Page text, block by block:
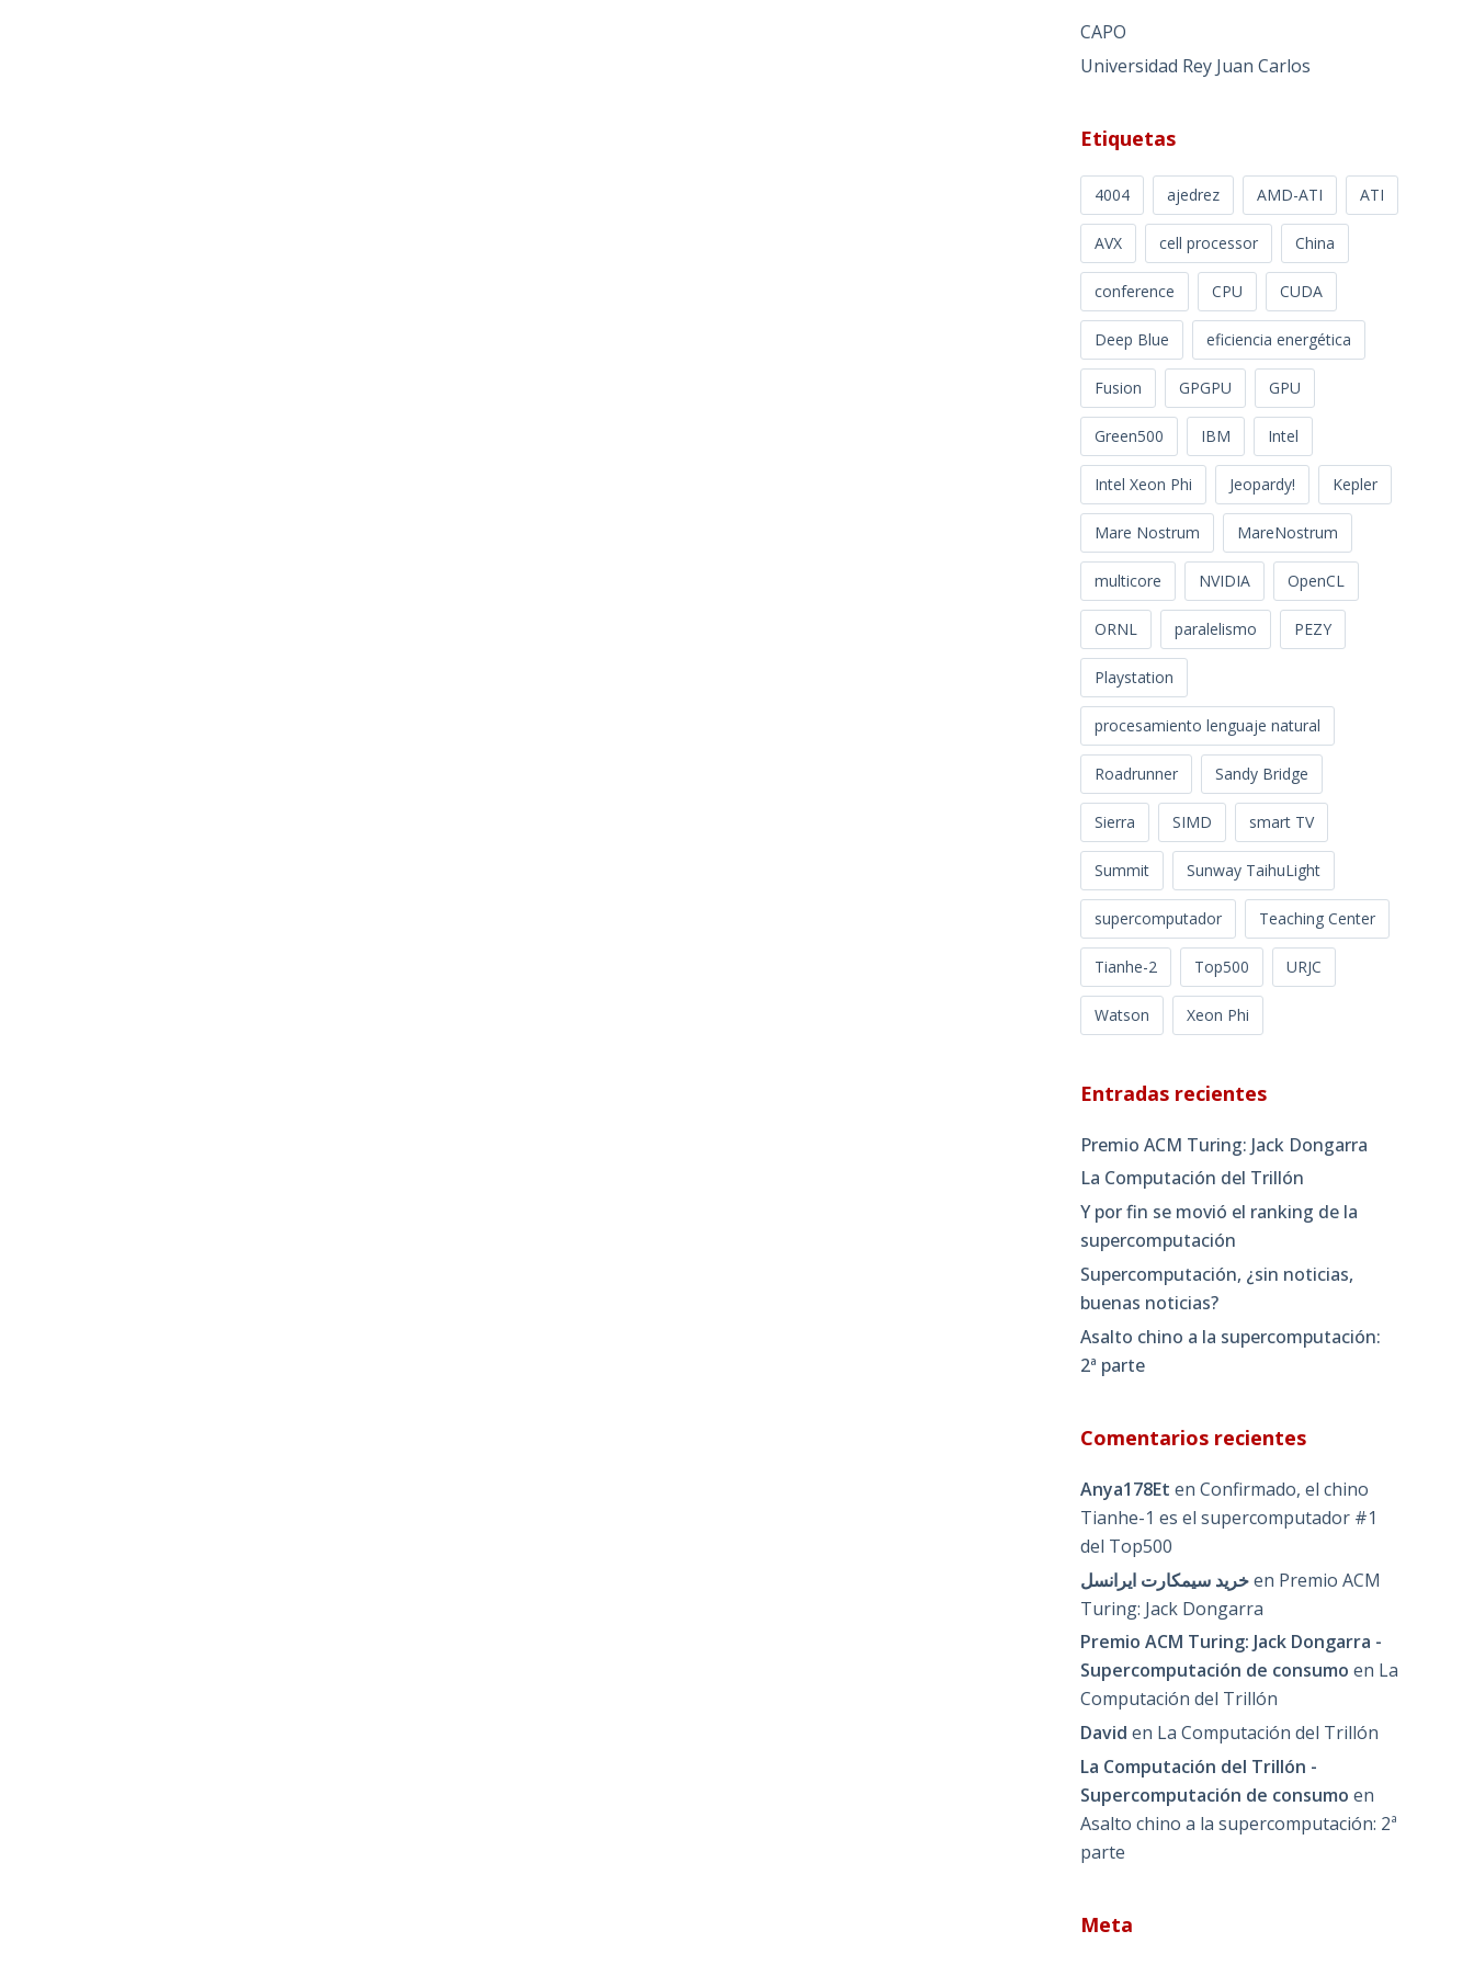
CAPO
Universidad Rey Juan Carlos
Etiquetas
4004 ajedrez AMD-ATI ATI
AVX cell processor China
conference CPU CUDA
Deep Blue eficiencia energética
Fusion GPGPU GPU
Green500 IBM Intel
Intel Xeon Phi Jeopardy! Kepler
Mare Nostrum MareNostrum
multicore NVIDIA OpenCL
ORNL paralelismo PEZY
Playstation
procesamiento lenguaje natural
Roadrunner Sandy Bridge
Sierra SIMD smart TV
Summit Sunway TaihuLight
supercomputador Teaching Center
Tianhe-2 Top500 URJC
Watson Xeon Phi
Entradas recientes
Premio ACM Turing: Jack Dongarra
La Computación del Trillón
Y por fin se movió el ranking de la
supercomputación
Supercomputación, ¿sin noticias,
buenas noticias?
Asalto chino a la supercomputación:
2ª parte
Comentarios recientes
Anya178Et enConfirmado, el chino
Tianhe-1 es el supercomputador #1
del Top500
خرید سیمکارت ایرانسلen Premio ACM
Turing: Jack Dongarra
Premio ACM Turing: Jack Dongarra -
Supercomputación de consumo en La
Computación del Trillón
David en La Computación del Trillón
La Computación del Trillón -
Supercomputación de consumo en
Asalto chino a la supercomputación: 2ª
parte
Meta